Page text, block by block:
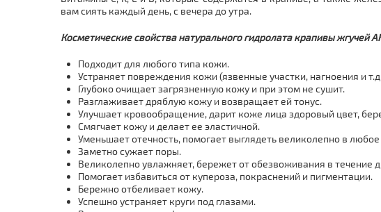
вам сиять каждый день, с вечера до утра.
Косметические свойства натурального гидролата крапивы жгучей
Подходит для любого типа кожи.
Устраняет повреждения кожи (язвенные участки, нагноения и
Глубоко очищает загрязненную кожу и при этом не сушит.
Разглаживает дряблую кожу и возвращает ей тонус.
Улучшает кровообращение, дарит коже лица здоровый цвет,
Смягчает кожу и делает ее эластичной.
Уменьшает отечность, помогает выглядеть великолепно в
Заметно сужает поры.
Великолепно увлажняет, бережет от обезвоживания в течение
Помогает избавиться от купероза, покраснений и пигментации.
Бережно отбеливает кожу.
Успешно устраняет круги под глазами.